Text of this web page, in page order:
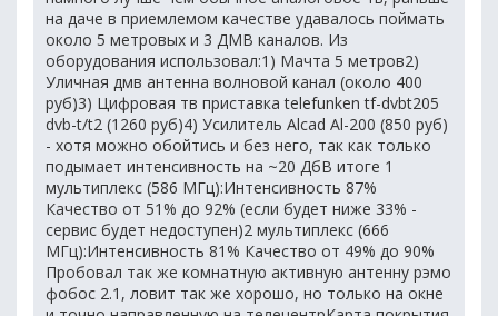
на даче в приемлемом качестве удавалось поймать
около 5 метровых и 3 ДМВ каналов. Из
оборудования использовал:1) Мачта 5 метров2)
Уличная дмв антенна волновой канал (около 400
руб)3) Цифровая тв приставка telefunken tf-dvbt205
dvb-t/t2 (1260 руб)4) Усилитель Alcad Al-200 (850 руб)
- хотя можно обойтись и без него, так как только
подымает интенсивность на ~20 ДбВ итоге 1
мультиплекс (586 МГц):Интенсивность 87%
Качество от 51% до 92% (если будет ниже 33% -
сервис будет недоступен)2 мультиплекс (666
МГц):Интенсивность 81% Качество от 49% до 90%
Пробовал так же комнатную активную антенну рэмо
фобос 2.1, ловит так же хорошо, но только на окне